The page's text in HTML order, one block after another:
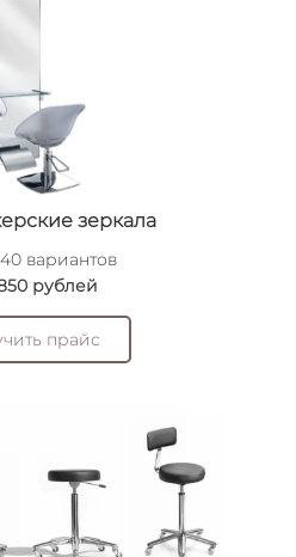
зеркала
вариантов
рублей
прайс